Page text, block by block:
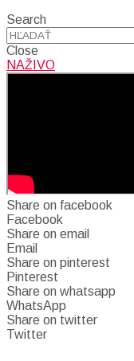
Search
Close
NAŽIVO
Share on facebook
Facebook
Share on email
Email
Share on pinterest
Pinterest
Share on whatsapp
WhatsApp
Share on twitter
Twitter